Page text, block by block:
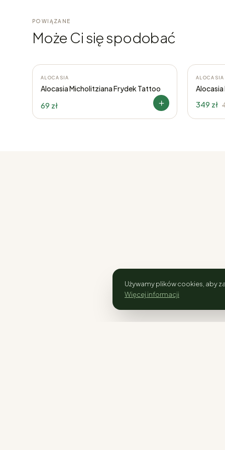
POWIĄZANE
Może Ci się spodobać
ALOCASIA
Alocasia Micholitziana Frydek Tattoo
69 zł
-22%
ALOCASIA
Alocasia
349 zł
Używamy plików cookies, aby
Więcej informacji